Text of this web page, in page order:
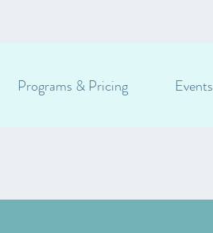
Programs & Pricing Events